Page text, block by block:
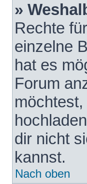
»
Rechte
einzelne
hat es
Forum
dir nicht
kannst.
Nach oben